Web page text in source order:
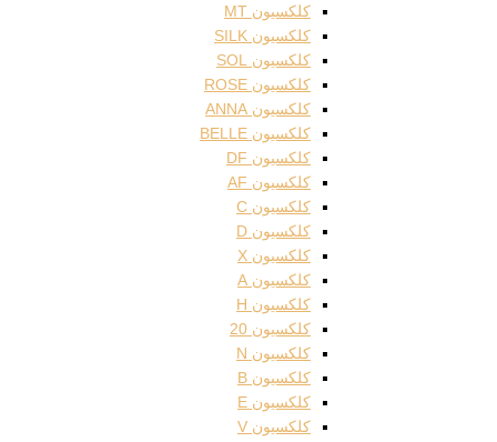
کلکسیون MT
کلکسیون SILK
کلکسیون SOL
کلکسیون ROSE
کلکسیون ANNA
کلکسیون BELLE
کلکسیون DF
کلکسیون AF
کلکسیون C
کلکسیون D
کلکسیون X
کلکسیون A
کلکسیون H
کلکسیون 20
کلکسیون N
کلکسیون B
کلکسیون E
کلکسیون V